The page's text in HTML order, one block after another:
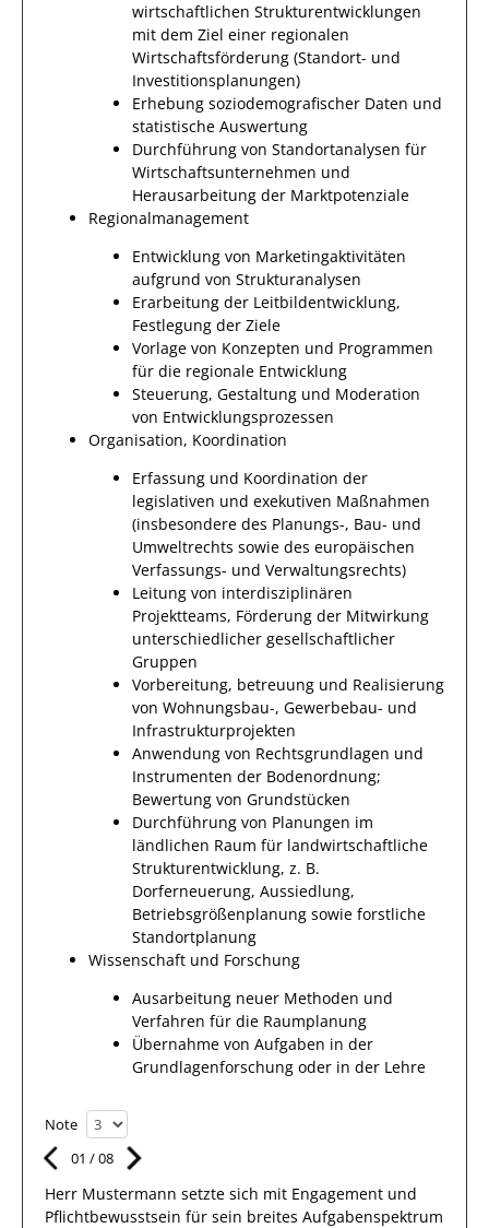
wirtschaftlichen Strukturentwicklungen
mit dem Ziel einer regionalen
Wirtschaftsförderung (Standort- und
Investitionsplanungen)
Erhebung soziodemografischer Daten und
statistische Auswertung
Durchführung von Standortanalysen für
Wirtschaftsunternehmen und
Herausarbeitung der Marktpotenziale
Regionalmanagement
Entwicklung von Marketingaktivitäten
aufgrund von Strukturanalysen
Erarbeitung der Leitbildentwicklung,
Festlegung der Ziele
Vorlage von Konzepten und Programmen
für die regionale Entwicklung
Steuerung, Gestaltung und Moderation
von Entwicklungsprozessen
Organisation, Koordination
Erfassung und Koordination der
legislativen und exekutiven Maßnahmen
(insbesondere des Planungs-, Bau- und
Umweltrechts sowie des europäischen
Verfassungs- und Verwaltungsrechts)
Leitung von interdisziplinären
Projektteams, Förderung der Mitwirkung
unterschiedlicher gesellschaftlicher
Gruppen
Vorbereitung, betreuung und Realisierung
von Wohnungsbau-, Gewerbebau- und
Infrastrukturprojekten
Anwendung von Rechtsgrundlagen und
Instrumenten der Bodenordnung;
Bewertung von Grundstücken
Durchführung von Planungen im
ländlichen Raum für landwirtschaftliche
Strukturentwicklung, z. B.
Dorferneuerung, Aussiedlung,
Betriebsgrößenplanung sowie forstliche
Standortplanung
Wissenschaft und Forschung
Ausarbeitung neuer Methoden und
Verfahren für die Raumplanung
Übernahme von Aufgaben in der
Grundlagenforschung oder in der Lehre
Note
01 /08
Herr Mustermann setzte sich mit Engagement und
Pflichtbewusstsein für sein breites Aufgabenspektrum